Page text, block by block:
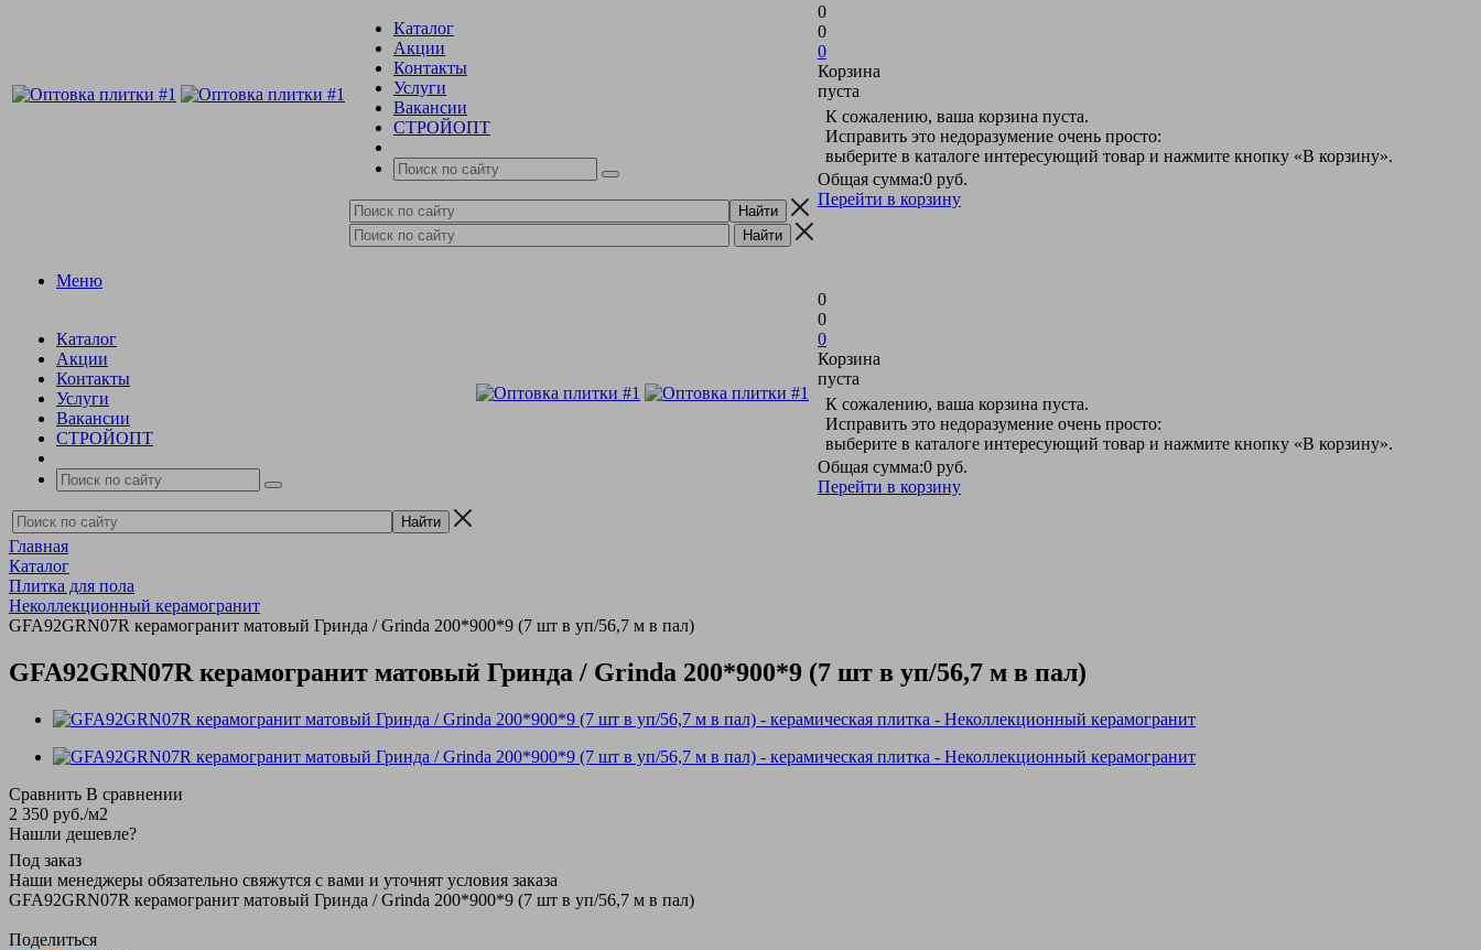
Каталог
Акции
Контакты
Услуги
Вакансии
СТРОЙОПТ
0
0
0
Корзина
пуста
К сожалению, ваша корзина пуста.
Исправить это недоразумение очень просто:
выберите в каталоге интересующий товар и нажмите кнопку «В корзину».
Общая сумма:0 руб.
Перейти в корзину
Меню
Каталог
Акции
Контакты
Услуги
Вакансии
СТРОЙОПТ
0
0
0
Корзина
пуста
К сожалению, ваша корзина пуста.
Исправить это недоразумение очень просто:
выберите в каталоге интересующий товар и нажмите кнопку «В корзину».
Общая сумма:0 руб.
Перейти в корзину
Главная
Каталог
Плитка для пола
Неколлекционный керамогранит
GFA92GRN07R керамогранит матовый Гринда / Grinda 200*900*9 (7 шт в уп/56,7 м в пал)
GFA92GRN07R керамогранит матовый Гринда / Grinda 200*900*9 (7 шт в уп/56,7 м в пал)
Сравнить В сравнении
2 350 руб./м2
Нашли дешевле?
Под заказ
Наши менеджеры обязательно свяжутся с вами и уточнят условия заказа
GFA92GRN07R керамогранит матовый Гринда / Grinda 200*900*9 (7 шт в уп/56,7 м в пал)
Поделиться